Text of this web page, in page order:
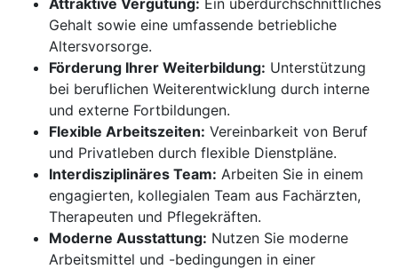
Attraktive Vergütung: Ein überdurchschnittliches
Gehalt sowie eine umfassende betriebliche
Altersvorsorge.
Förderung Ihrer Weiterbildung: Unterstützung
bei beruflichen Weiterentwicklung durch interne
und externe Fortbildungen.
Flexible Arbeitszeiten: Vereinbarkeit von Beruf
und Privatleben durch flexible Dienstpläne.
Interdisziplinäres Team: Arbeiten Sie in einem
engagierten, kollegialen Team aus Fachärzten,
Therapeuten und Pflegekräften.
Moderne Ausstattung: Nutzen Sie moderne
Arbeitsmittel und -bedingungen in einer